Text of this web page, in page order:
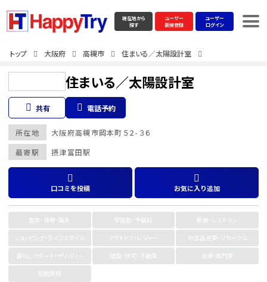
現在地から
探す
ユーザー
新規登録
ユーザー
ログイン
トップ 大阪府 高槻市 住まいる／太陽設計室
住まいる／太陽設計室
共有 電話予約
最寄駅 摂津富田駅
所在地 大阪府高槻市岡本町５２-３６
口コミを投稿 お気に入り追加
整体・接骨・鍼灸 学習塾・予備校
飲食・レストラン
ショッピング・ライフスタイル
アウトドア・レジャー
中古品売買・リサイクル
暮らしサポート・デリバリー
建設・住宅・不動産
法律・専門家
冠婚葬祭